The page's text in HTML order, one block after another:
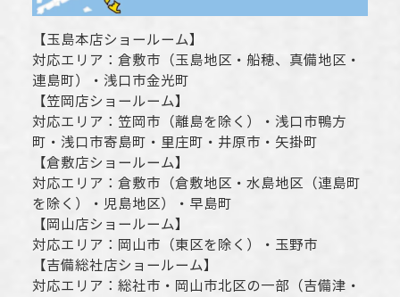
【玉島本店ショールーム】
対応エリア： 倉敷市 （玉島地区・船穂、真備地区・
連島町）・ 浅口市金光町
【笠岡店ショールーム】
対応エリア： 笠岡市（離島を除く） ・ 浅口市鴨方
町・ 浅口市寄島町・里庄町・ 井原市 ・矢掛町
【倉敷店ショールーム】
対応エリア： 倉敷市 （倉敷地区・水島地区（連島町
を除く）・児島地区）・早島町
【岡山店ショールーム】
対応エリア： 岡山市 （東区を除く）・玉野市
【吉備総社店ショールーム】
対応エリア： 総社市 ・ 岡山市北区の一部（吉備津・